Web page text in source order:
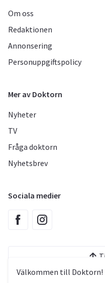
Välkommen till Doktorn!
Om oss
Redaktionen
Annonsering
Personuppgiftspolicy
Mer av Doktorn
Nyheter
TV
Fråga doktorn
Nyhetsbrev
Sociala medier